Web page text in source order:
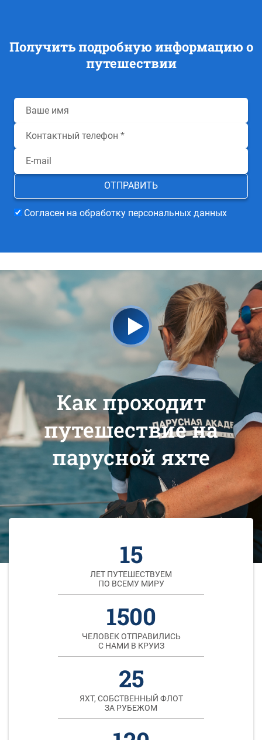
Получить подробную информацию о
путешествии
Согласен на обработку персональных данных
Как проходит
путешествие на
парусной яхте
15
ЛЕТ ПУТЕШЕСТВУЕМ
ПО ВСЕМУ МИРУ
1500
ЧЕЛОВЕК ОТПРАВИЛИСЬ
С НАМИ В КРУИЗ
25
ЯХТ, СОБСТВЕННЫЙ ФЛОТ
ЗА РУБЕЖОМ